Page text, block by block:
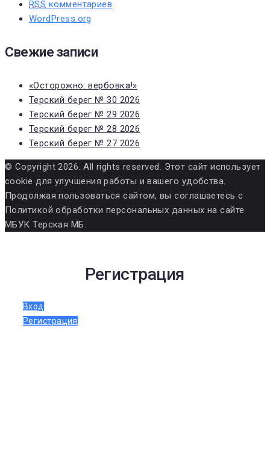
RSS комментариев
WordPress.org
Свежие записи
«Осторожно: вербовка!»
Терский берег № 30 2026
Терский берег № 29 2026
Терский берег № 28 2026
Терский берег № 27 2026
© Copyright 2026. All rights reserved. Этот сайт использует
cookie для улучшения работы и вашего удобства.
Продолжая пользоваться сайтом, вы соглашаетесь с
Политикой обработки персональных данных на сайте
МБУК Терская МБ.
Регистрация
Вход
Регистрация